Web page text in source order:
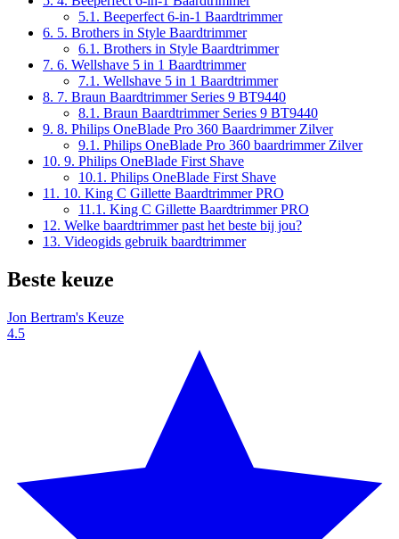
5.1. Beeperfect 6-in-1 Baardtrimmer
6. 5. Brothers in Style Baardtrimmer
6.1. Brothers in Style Baardtrimmer
7. 6. Wellshave 5 in 1 Baardtrimmer
7.1. Wellshave 5 in 1 Baardtrimmer
8. 7. Braun Baardtrimmer Series 9 BT9440
8.1. Braun Baardtrimmer Series 9 BT9440
9. 8. Philips OneBlade Pro 360 Baardrimmer Zilver
9.1. Philips OneBlade Pro 360 baardrimmer Zilver
10. 9. Philips OneBlade First Shave
10.1. Philips OneBlade First Shave
11. 10. King C Gillette Baardtrimmer PRO
11.1. King C Gillette Baardtrimmer PRO
12. Welke baardtrimmer past het beste bij jou?
13. Videogids gebruik baardtrimmer
Beste keuze
Jon Bertram's Keuze
4.5